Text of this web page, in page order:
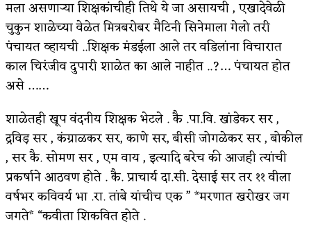
मला असणाऱ्या शिक्षकांचीही तिथे ये जा असायची , एखादेवेळी
चुकुन शाळेच्या वेळेत मित्रबरोबर मैटिनी सिनेमाला गेलो तरी
पंचायत व्हायची ..शिक्षक मंडईला आले तर वडिलांना विचारात
काल चिरंजीव दुपारी शाळेत का आले नाहीत ..?… पंचायत होत
असे ……
शाळेतही खूप वंदनीय शिक्षक भेटले . कै .पा.वि. खांडेकर सर ,
द्रविड़ सर , कंग्राळकर सर, काणे सर, बीसी जोगळेकर सर , बोकील
, सर कै. सोमण सर , एम वाय , इत्यादि बरेच की आजही त्यांची
प्रकर्षाने आठवण होते . कै. प्राचार्य दा.सी. देसाई सर तर ११ वीला
वर्षभर कविवर्य भा .रा. तांबे यांचीच एक ” *मरणात खरोखर जग
जगते* “कवीता शिकवित होते .